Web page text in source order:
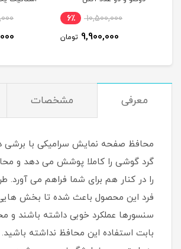
اکسترنال 19 دسی بل10,500,000 6٪
9,900,000 تومان
معرفی مشخصات
محافظ صفحه نمایش سرامیکی با برشی
گرد گوشی را کاملا پوشش می دهد و
را در کنار هم برای شما فراهم می آورد.
فرد این محصول باعث شده تا بخش
سنسورها عملکرد خوبی داشته باشند و
بابت استفاده این محافظ نداشته